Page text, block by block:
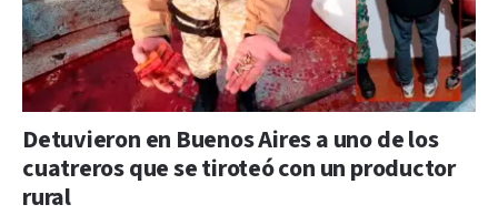
Detuvieron en Buenos Aires a uno de los
cuatreros que se tiroteó con un productor
rural